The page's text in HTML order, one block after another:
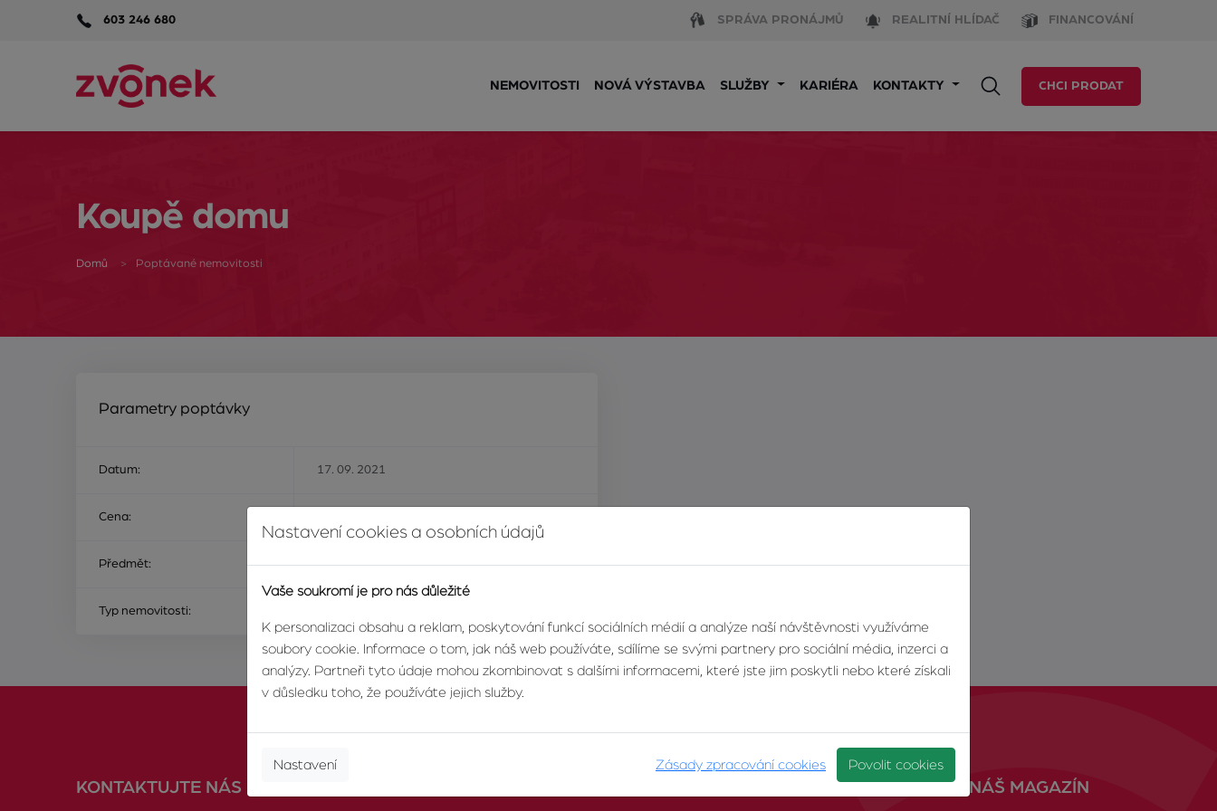
603 246 680 SPRÁVA PRONÁJMŮ REALITNÍ HLÍDAČ FINANCOVÁNÍ
NEMOVITOSTI NOVÁ VÝSTAVBA SLUŽBY KARIÉRA KONTAKTY CHCI PRODAT
Koupě domu
Domů Poptávané nemovitosti
Parametry poptávky
Datum: 17. 09. 2021
Cena:
Předmět: ke koupi
Typ nemovitosti:
KONTAKTUJTE NÁS NÁŠ MAGAZÍN
Nastavení cookies a osobních údajů
Vaše soukromí je pro nás důležité
K personalizaci obsahu a reklam, poskytování funkcí sociálních médií a analýze naší návštěvnosti využíváme
soubory cookie. Informace o tom, jak náš web používáte, sdílíme se svými partnery pro sociální média, inzerci a
analýzy. Partneři tyto údaje mohou zkombinovat s dalšími informacemi, které jste jim poskytli nebo které získali
v důsledku toho, že používáte jejich služby.
Zásady zpracování cookies
Nastavení Povolit cookies